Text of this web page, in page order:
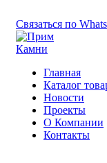
Связаться по
Главная
Каталог
Новости
Проекты
О Компании
Контакты